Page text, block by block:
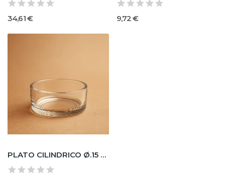
34,61 € 9,72 €
PLATO CILINDRICO Ø.15 X H.8